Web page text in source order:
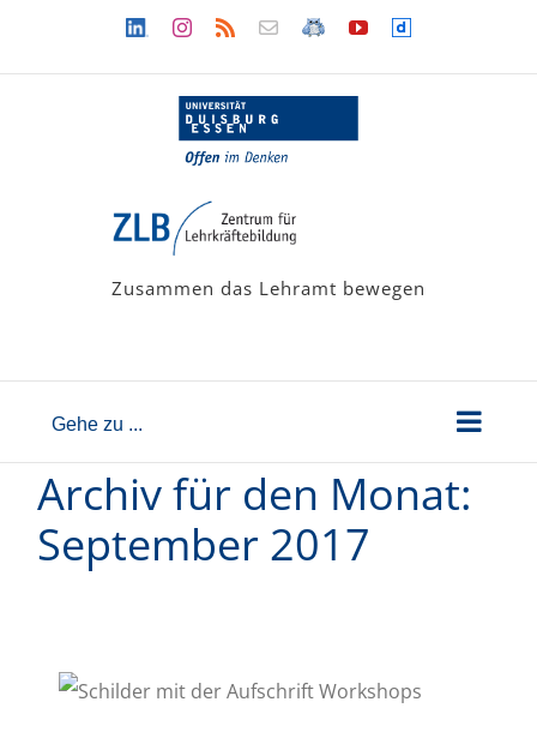
LinkedinInstagram
Rss Newsletter
LehramtsWiki
YouTubeDailymotion
Zusammen das Lehramt bewegen
Gehe zu ...
Archiv für den Monat:
September 2017